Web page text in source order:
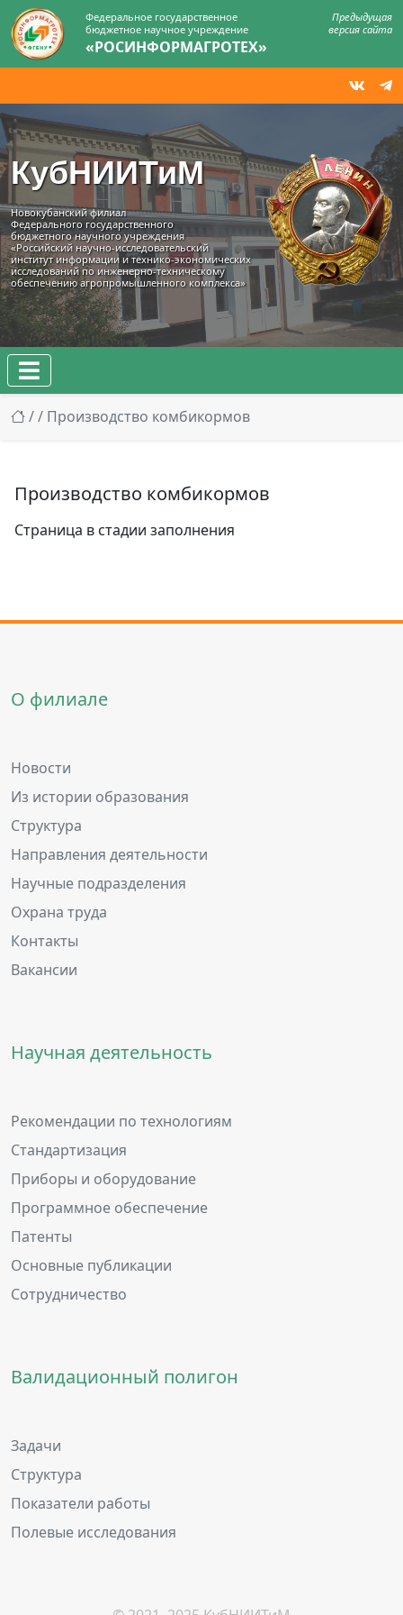
Федеральное государственное
бюджетное научное учреждение
«РОСИНФОРМАГРОТЕХ»
Предыдущая
версия сайта
КубНИИТиМ
Новокубанский филиал
Федерального государственного
бюджетного научного учреждения
«Российский научно-исследовательский
институт информации и технико‑экономических
исследований по инженерно‑техническому
обеспечению агропромышленного комплекса»
// Производство комбикормов
Производство комбикормов
Страница в стадии заполнения
О филиале
Новости
Из истории образования
Структура
Направления деятельности
Научные подразделения
Охрана труда
Контакты
Вакансии
Научная деятельность
Рекомендации по технологиям
Стандартизация
Приборы и оборудование
Программное обеспечение
Патенты
Основные публикации
Сотрудничество
Валидационный полигон
Задачи
Структура
Показатели работы
Полевые исследования